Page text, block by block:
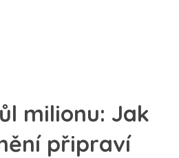
milionu: Jak
připraví